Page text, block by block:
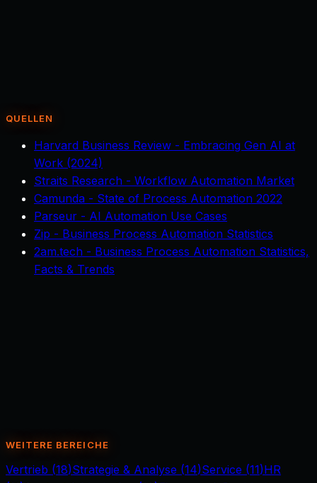
QUELLEN
Harvard Business Review - Embracing Gen AI at
Work (2024)
Straits Research - Workflow Automation Market
Camunda - State of Process Automation 2022
Parseur - AI Automation Use Cases
Zip - Business Process Automation Statistics
2am.tech - Business Process Automation Statistics,
Facts & Trends
WEITERE BEREICHE
Vertrieb (18)Strategie & Analyse (14)Service (11)HR